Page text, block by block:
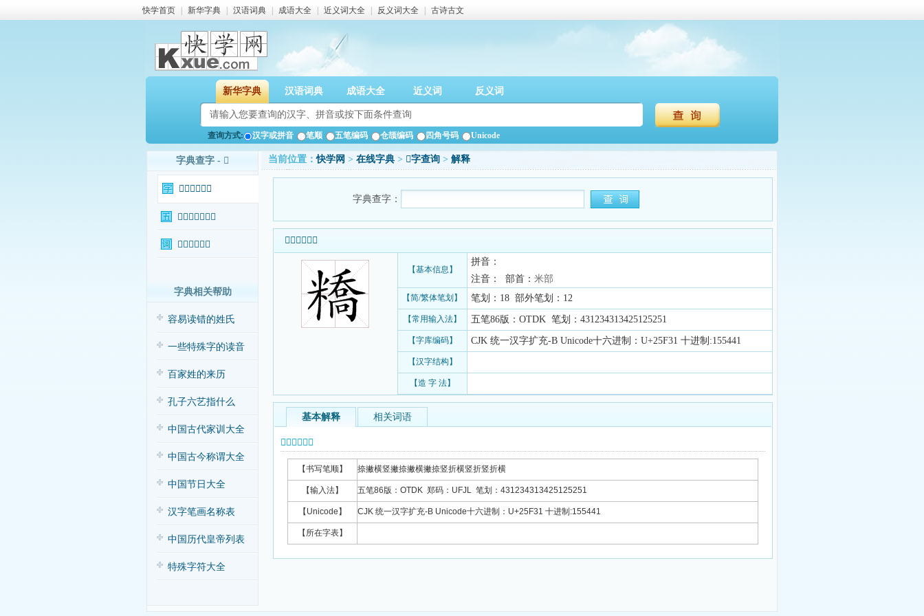
快学首页 新华字典 汉语词典 成语大全 近义词大全 反义词大全 古诗古文
新华字典 汉语词典 成语大全 近义词 反义词
查询方式: 汉字或拼音 笔顺 五笔编码 仓颉编码 四角号码 Unicode
字典查字 - 𥼱
𥼱字基本信息
𥼱字输入法查询
𥼱字相关词语
字典相关帮助
容易读错的姓氏
一些特殊字的读音
百家姓的来历
孔子六艺指什么
中国古代家训大全
中国古今称谓大全
中国节日大全
汉字笔画名称表
中国历代皇帝列表
特殊字符大全
当前位置：快学网 > 在线字典 > 𥼱字查询 > 解释
字典查字：
𥼱字基本信息
【基本信息】
拼音：
注音： 部首： 米部
【简/繁体笔划】 笔划：18 部外笔划：12
【常用输入法】 五笔86版：OTDK 笔划：431234313425125251
【字库编码】 CJK 统一汉字扩充-B Unicode十六进制：U+25F31 十进制:155441
【汉字结构】
【造 字 法】
基本解释 相关词语
𥼱字基本信息
【书写笔顺】 捺撇横竖撇捺撇横撇捺竖折横竖折竖折横
【输入法】 五笔86版：OTDK 郑码：UFJL 笔划：431234313425125251
【Unicode】 CJK 统一汉字扩充-B Unicode十六进制：U+25F31 十进制:155441
【所在字表】